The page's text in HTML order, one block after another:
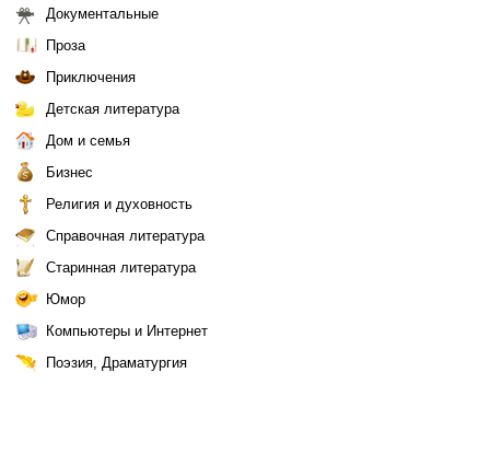
Документальные
Проза
Приключения
Детская литература
Дом и семья
Бизнес
Религия и духовность
Справочная литература
Старинная литература
Юмор
Компьютеры и Интернет
Поэзия, Драматургия